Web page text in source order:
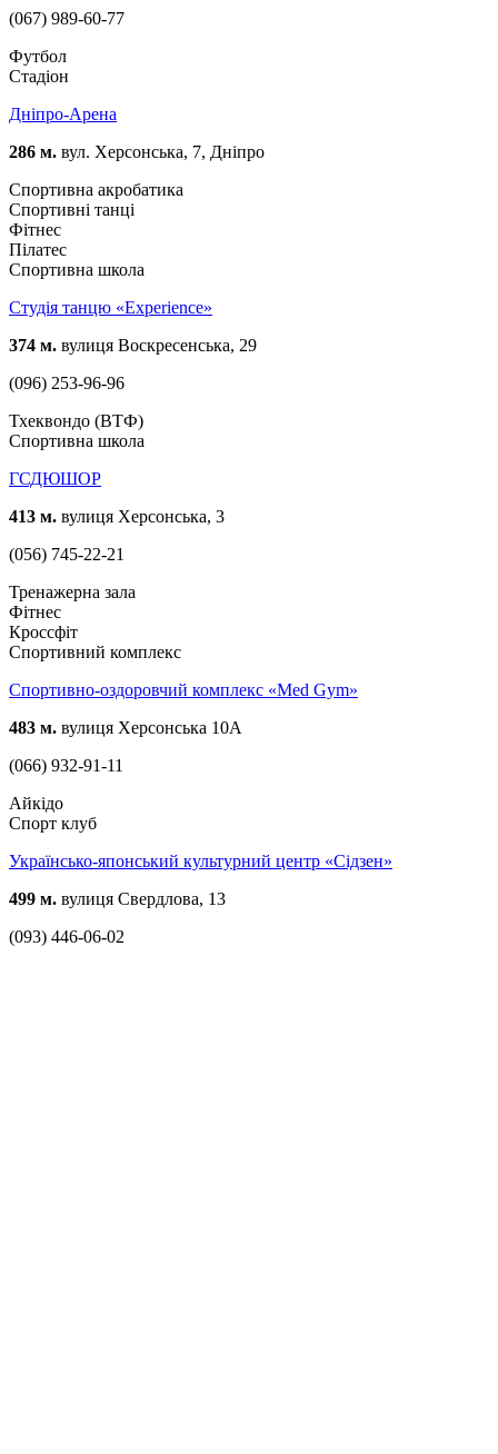
(067) 989-60-77
Футбол
Стадіон
Дніпро-Арена
286 м. вул. Херсонська, 7, Дніпро
Спортивна акробатика
Спортивні танці
Фітнес
Пілатес
Спортивна школа
Студія танцю «Experience»
374 м. вулиця Воскресенська, 29
(096) 253-96-96
Тхеквондо (ВТФ)
Спортивна школа
ГСДЮШОР
413 м. вулиця Херсонська, 3
(056) 745-22-21
Тренажерна зала
Фітнес
Кроссфіт
Спортивний комплекс
Спортивно-оздоровчий комплекс «Med Gym»
483 м. вулиця Херсонська 10А
(066) 932-91-11
Айкідо
Спорт клуб
Українсько-японський культурний центр «Сідзен»
499 м. вулиця Свердлова, 13
(093) 446-06-02